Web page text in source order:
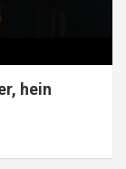
hein